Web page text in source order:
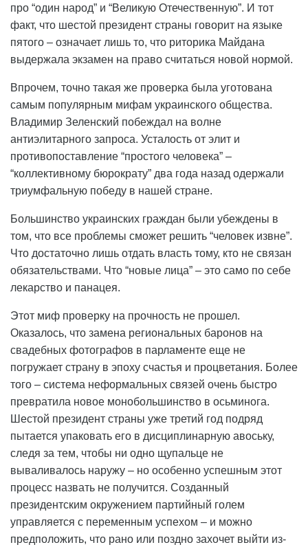
про “один народ” и “Великую Отечественную”. И тот
факт, что шестой президент страны говорит на языке
пятого – означает лишь то, что риторика Майдана
выдержала экзамен на право считаться новой нормой.
Впрочем, точно такая же проверка была уготована
самым популярным мифам украинского общества.
Владимир Зеленский побеждал на волне
антиэлитарного запроса. Усталость от элит и
противопоставление “простого человека” –
“коллективному бюрократу” два года назад одержали
триумфальную победу в нашей стране.
Большинство украинских граждан были убеждены в
том, что все проблемы сможет решить “человек извне”.
Что достаточно лишь отдать власть тому, кто не связан
обязательствами. Что “новые лица” – это само по себе
лекарство и панацея.
Этот миф проверку на прочность не прошел.
Оказалось, что замена региональных баронов на
свадебных фотографов в парламенте еще не
погружает страну в эпоху счастья и процветания. Более
того – система неформальных связей очень быстро
превратила новое монобольшинство в осьминога.
Шестой президент страны уже третий год подряд
пытается упаковать его в дисциплинарную авоську,
следя за тем, чтобы ни одно щупальце не
вываливалось наружу – но особенно успешным этот
процесс назвать не получится. Созданный
президентским окружением партийный голем
управляется с переменным успехом – и можно
предположить, что рано или поздно захочет выйти из-